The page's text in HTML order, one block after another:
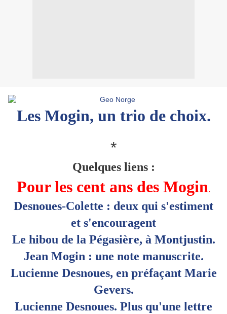
Les Mogin, un trio de choix.
*
Quelques liens :
Pour les cent ans des Mogin.
Desnoues-Colette : deux qui s'estiment
et s'encouragent
Le hibou de la Pégasière, à Montjustin.
Jean Mogin : une note manuscrite.
Lucienne Desnoues, en préfaçant Marie
Gevers.
Lucienne Desnoues. Plus qu'une lettre